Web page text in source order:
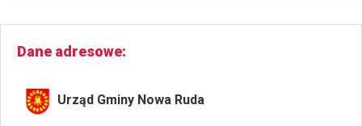
Dane adresowe
Urząd Gminy Nowa Ruda